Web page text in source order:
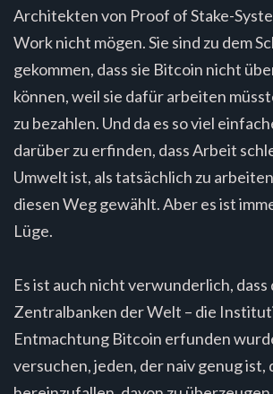
Architekten von Proof of Stake-
Work nicht mögen. Sie sind zu dem
gekommen, dass sie Bitcoin nicht
können, weil sie dafür arbeiten
zu bezahlen. Und da es so viel
darüber zu erfinden, dass Arbeit
Umwelt ist, als tatsächlich zu
diesen Weg gewählt. Aber es ist
Lüge.
Es ist auch nicht verwunderlich, dass
Zentralbanken der Welt – die
Entmachtung Bitcoin erfunden
versuchen, jeden, der naiv genug ist,